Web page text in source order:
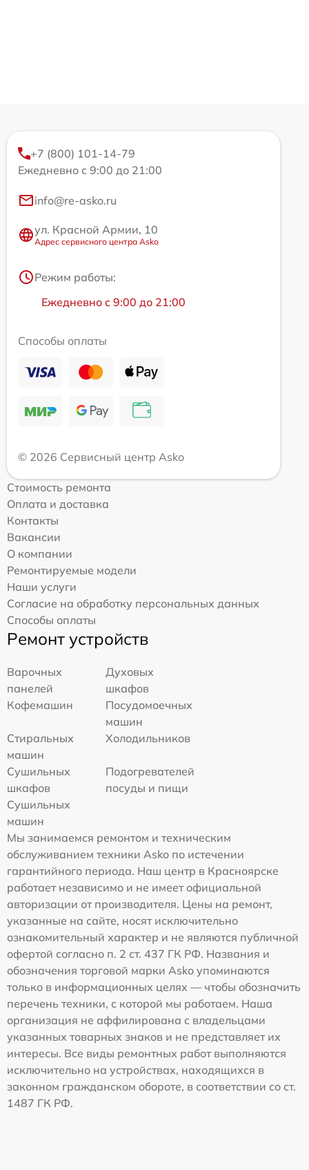
+7 (800) 101-14-79
Ежедневно с 9:00 до 21:00
info@re-asko.ru
ул. Красной Армии, 10
Адрес сервисного центра Asko
Режим работы:
Ежедневно с 9:00 до 21:00
Способы оплаты
© 2026 Сервисный центр Asko
Стоимость ремонта
Оплата и доставка
Контакты
Вакансии
О компании
Ремонтируемые модели
Наши услуги
Согласие на обработку персональных данных
Способы оплаты
Ремонт устройств
Варочных
панелей
Духовых
шкафов
Кофемашин
Посудомоечных
машин
Стиральных
машин
Холодильников
Сушильных
шкафов
Подогревателей
посуды и пищи
Сушильных
машин
Мы занимаемся ремонтом и техническим
обслуживанием техники Asko по истечении
гарантийного периода. Наш центр в Красноярске
работает независимо и не имеет официальной
авторизации от производителя. Цены на ремонт,
указанные на сайте, носят исключительно
ознакомительный характер и не являются публичной
офертой согласно п. 2 ст. 437 ГК РФ. Названия и
обозначения торговой марки Asko упоминаются
только в информационных целях — чтобы обозначить
перечень техники, с которой мы работаем. Наша
организация не аффилирована с владельцами
указанных товарных знаков и не представляет их
интересы. Все виды ремонтных работ выполняются
исключительно на устройствах, находящихся в
законном гражданском обороте, в соответствии со ст.
1487 ГК РФ.